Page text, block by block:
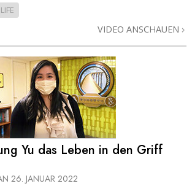
VIDEO ANSCHAUEN
Yu das Leben in den Griff
26. JANUAR 2022